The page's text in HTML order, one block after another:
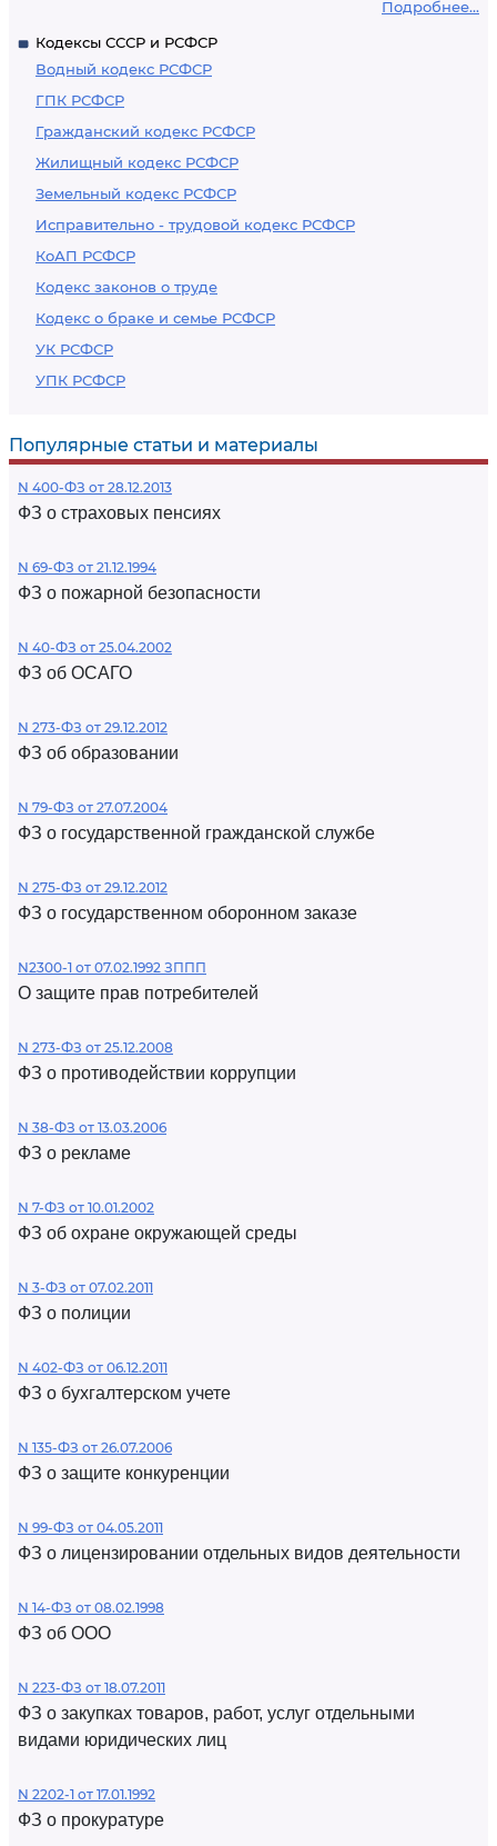
Подробнее...
Кодексы СССР и РСФСР
Водный кодекс РСФСР
ГПК РСФСР
Гражданский кодекс РСФСР
Жилищный кодекс РСФСР
Земельный кодекс РСФСР
Исправительно - трудовой кодекс РСФСР
КоАП РСФСР
Кодекс законов о труде
Кодекс о браке и семье РСФСР
УК РСФСР
УПК РСФСР
Популярные статьи и материалы
N 400-ФЗ от 28.12.2013
ФЗ о страховых пенсиях
N 69-ФЗ от 21.12.1994
ФЗ о пожарной безопасности
N 40-ФЗ от 25.04.2002
ФЗ об ОСАГО
N 273-ФЗ от 29.12.2012
ФЗ об образовании
N 79-ФЗ от 27.07.2004
ФЗ о государственной гражданской службе
N 275-ФЗ от 29.12.2012
ФЗ о государственном оборонном заказе
N2300-1 от 07.02.1992 ЗППП
О защите прав потребителей
N 273-ФЗ от 25.12.2008
ФЗ о противодействии коррупции
N 38-ФЗ от 13.03.2006
ФЗ о рекламе
N 7-ФЗ от 10.01.2002
ФЗ об охране окружающей среды
N 3-ФЗ от 07.02.2011
ФЗ о полиции
N 402-ФЗ от 06.12.2011
ФЗ о бухгалтерском учете
N 135-ФЗ от 26.07.2006
ФЗ о защите конкуренции
N 99-ФЗ от 04.05.2011
ФЗ о лицензировании отдельных видов деятельности
N 14-ФЗ от 08.02.1998
ФЗ об ООО
N 223-ФЗ от 18.07.2011
ФЗ о закупках товаров, работ, услуг отдельными
видами юридических лиц
N 2202-1 от 17.01.1992
ФЗ о прокуратуре